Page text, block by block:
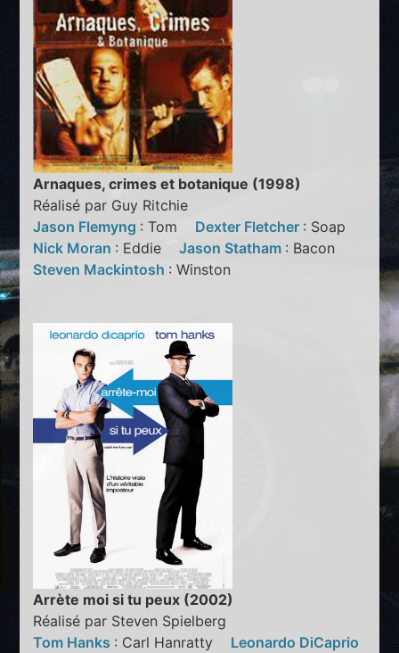
Arnaques, crimes et botanique (1998)
Réalisé par Guy Ritchie
Jason Flemyng : Tom Dexter Fletcher : Soap
Nick Moran : EddieJason Statham : Bacon
Steven Mackintosh : Winston
Arrète moi si tu peux (2002)
Réalisé par Steven Spielberg
Tom Hanks : Carl Hanratty Leonardo DiCaprio